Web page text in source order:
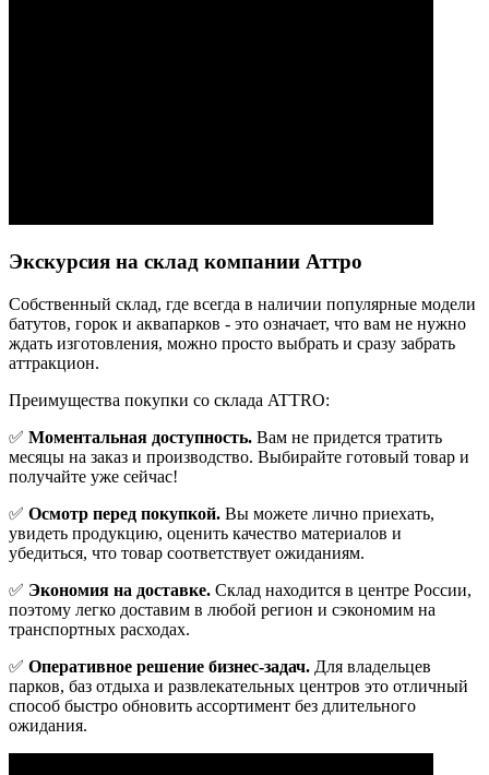
Экскурсия на склад компании Аттро
Cобственный склад, где всегда в наличии популярные модели
батутов, горок и аквапарков - это означает, что вам не нужно
ждать изготовления, можно просто выбрать и сразу забрать
аттракцион.
Преимущества покупки со склада ATTRO:
✅ Моментальная доступность. Вам не придется тратить
месяцы на заказ и производство. Выбирайте готовый товар и
получайте уже сейчас!
✅ Осмотр перед покупкой. Вы можете лично приехать,
увидеть продукцию, оценить качество материалов и
убедиться, что товар соответствует ожиданиям.
✅ Экономия на доставке. Склад находится в центре России,
поэтому легко доставим в любой регион и сэкономим на
транспортных расходах.
✅ Оперативное решение бизнес-задач. Для владельцев
парков, баз отдыха и развлекательных центров это отличный
способ быстро обновить ассортимент без длительного
ожидания.